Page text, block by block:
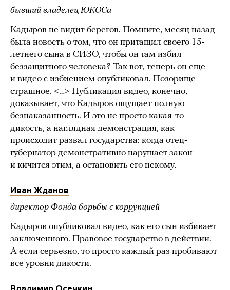
бывший владелец ЮКОСа
Кадыров не видит берегов. Помните, месяц назад
была новость о том, что он притащил своего 15-
летнего сына в СИЗО, чтобы он там избил
беззащитного человека? Так вот, теперь он еще
и видео с избиением опубликовал. Позорище
страшное. <…> Публикация видео, конечно,
доказывает, что Кадыров ощущает полную
безнаказанность. И это не просто какая-то
дикость, а наглядная демонстрация, как
происходит развал государства: когда отец-
губернатор демонстративно нарушает закон
и кичится этим, а остановить его некому.
Иван Жданов
директор Фонда борьбы с коррупцией
Кадыров опубликовал видео, как его сын избивает
заключенного. Правовое государство в действии.
А если серьезно, то просто каждый раз пробивают
все уровни дикости.